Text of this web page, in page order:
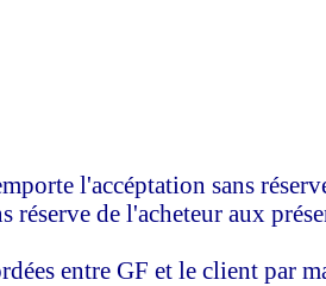
sans réserve des
aux présentes
GF et le client par